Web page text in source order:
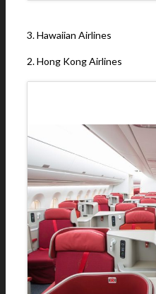
3. Hawaiian Airlines
2. Hong Kong Airlines